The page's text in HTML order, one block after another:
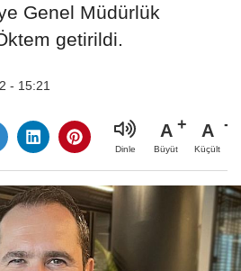
Genel Müdürlük
getirildi.
- 15:21
Dinle
A
Büyüt
A
Küçült